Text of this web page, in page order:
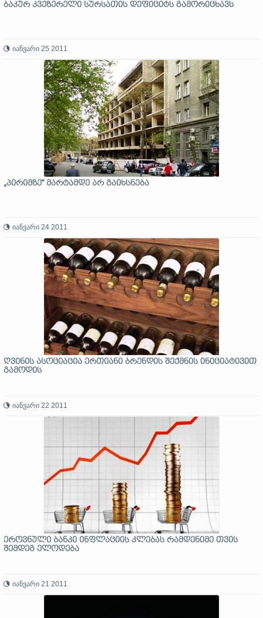
ბაკურ კვეზერელი სურსათის დეფიციტს გამორიცხავს
იანვარი 25 2011
„პირიმზე“ მარტამდე არ გაიხსნება
იანვარი 24 2011
ღვინის ასოციაცია ერთიანი ბრენდის შექმნის ინიციატივით
გამოდის
იანვარი 22 2011
ეროვნული ბანკი ინფლაციის კლებას რამდენიმე თვის
შემდეგ ელოდება
იანვარი 21 2011